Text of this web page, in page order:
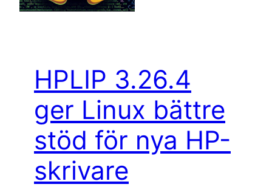
HPLIP 3.26.4
ger Linux bättre
stöd för nya HP-
skrivare